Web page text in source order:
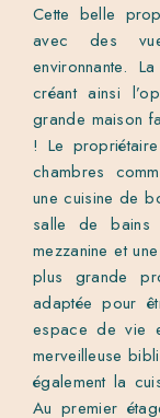
Cette belle
avec des
environnante.
créant ainsi
grande maison
! Le
chambres
une cuisine de
salle de bains
mezzanine et
plus grande
adaptée pour
espace de vie
merveilleuse
également la
Au premier